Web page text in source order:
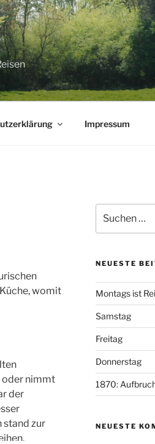
Impressum
womit
oder nimmt
der
stand zur
nach:
NEUESTE
Montags ist
Samstag
Freitag
Donnerstag
1870:
NEUESTE